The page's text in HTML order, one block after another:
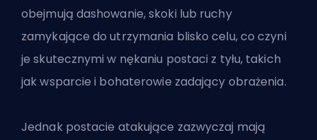
obejmują dashowanie, skoki lub ruchy
zamykające do utrzymania blisko celu, co czyni
je skutecznymi w nękaniu postaci z tyłu, takich
jak wsparcie i bohaterowie zadający obrażenia.
Jednak postacie atakujące zazwyczaj mają